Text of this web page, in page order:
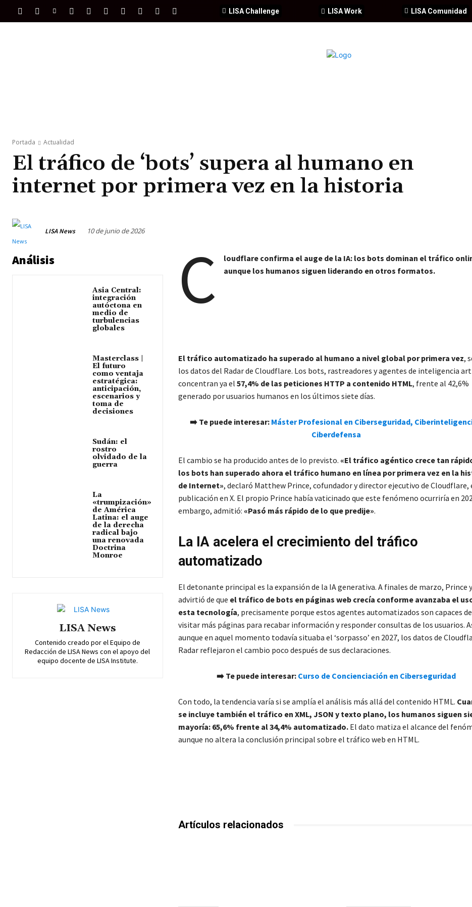
LISA Comunidad
LISA Work
LISA Challenge
Portada Actualidad
El tráfico de ‘bots’ supera al humano en
internet por primera vez en la historia
LISA News 10 de junio de 2026
Análisis
Asia Central:
integración
autóctona en
medio de
turbulencias
globales
Masterclass |
El futuro
como ventaja
estratégica:
anticipación,
escenarios y
toma de
decisiones
Sudán: el
rostro
olvidado de la
guerra
La
«trumpización»
de América
Latina: el auge
de la derecha
radical bajo
una renovada
Doctrina
Monroe
LISA News
Contenido creado por el Equipo de
Redacción de LISA News con el apoyo del
equipo docente de LISA Institute.
C
loudflare confirma el auge de la IA: los bots dominan el tráfico
aunque los humanos siguen liderando en otros formatos.
El tráfico automatizado ha superado al humano a nivel global por primera vez,
los datos del Radar de Cloudflare. Los bots, rastreadores y agentes de inteligencia
concentran ya el 57,4% de las peticiones HTTP a contenido HTML, frente al 42,6%
generado por usuarios humanos en los últimos siete días.
➡️ Te puede interesar: Máster Profesional en Ciberseguridad,
Ciberdefensa
El cambio se ha producido antes de lo previsto. «El tráfico agéntico crece tan
los bots han superado ahora el tráfico humano en línea por primera vez en la
de Internet», declaró Matthew Prince, cofundador y director ejecutivo de Cloudflare,
publicación en X. El propio Prince había vaticinado que este fenómeno ocurriría en
embargo, admitió: «Pasó más rápido de lo que predije».
La IA acelera el crecimiento del tráfico
automatizado
El detonante principal es la expansión de la IA generativa. A finales de marzo, Prince
advirtió de que el tráfico de bots en páginas web crecía conforme avanzaba el
esta tecnología, precisamente porque estos agentes automatizados son capaces de
visitar más páginas para recabar información y responder consultas de los usuarios.
aunque en aquel momento todavía situaba el ‘sorpasso’ en 2027, los datos de
Radar reflejaron el cambio poco después de sus declaraciones.
➡️ Te puede interesar: Curso de Concienciación en Ciberseguridad
Con todo, la tendencia varía si se amplía el análisis más allá del contenido HTML.
se incluye también el tráfico en XML, JSON y texto plano, los humanos siguen
mayoría: 65,6% frente al 34,4% automatizado.El dato matiza el alcance del
aunque no altera la conclusión principal sobre el tráfico web en HTML.
Artículos relacionados